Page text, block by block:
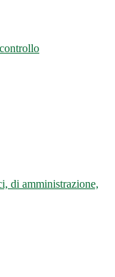
di amministrazione,